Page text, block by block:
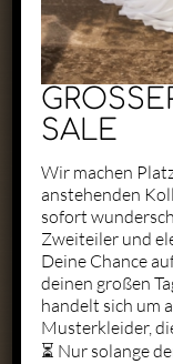
71083 Herrenberg
+49 1523
kontakt@perry-
Unsere
ganz individuell
Mo. – Fr.: 10:00 –
Sa.: 10:00 – 18:00
So.: Geschlossen
SALE
Wir machen
anstehenden
sofort
Zweiteiler und
Deine Chance
deinen großen
handelt sich um
Musterkleider,
⏳ Nur solange